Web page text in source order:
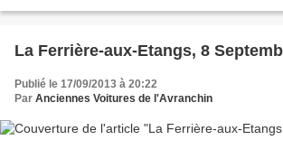
La Ferrière-aux-Etangs, 8
Publié le 17/09/2013 à 20:22
Par Anciennes Voitures de l'Avranchin